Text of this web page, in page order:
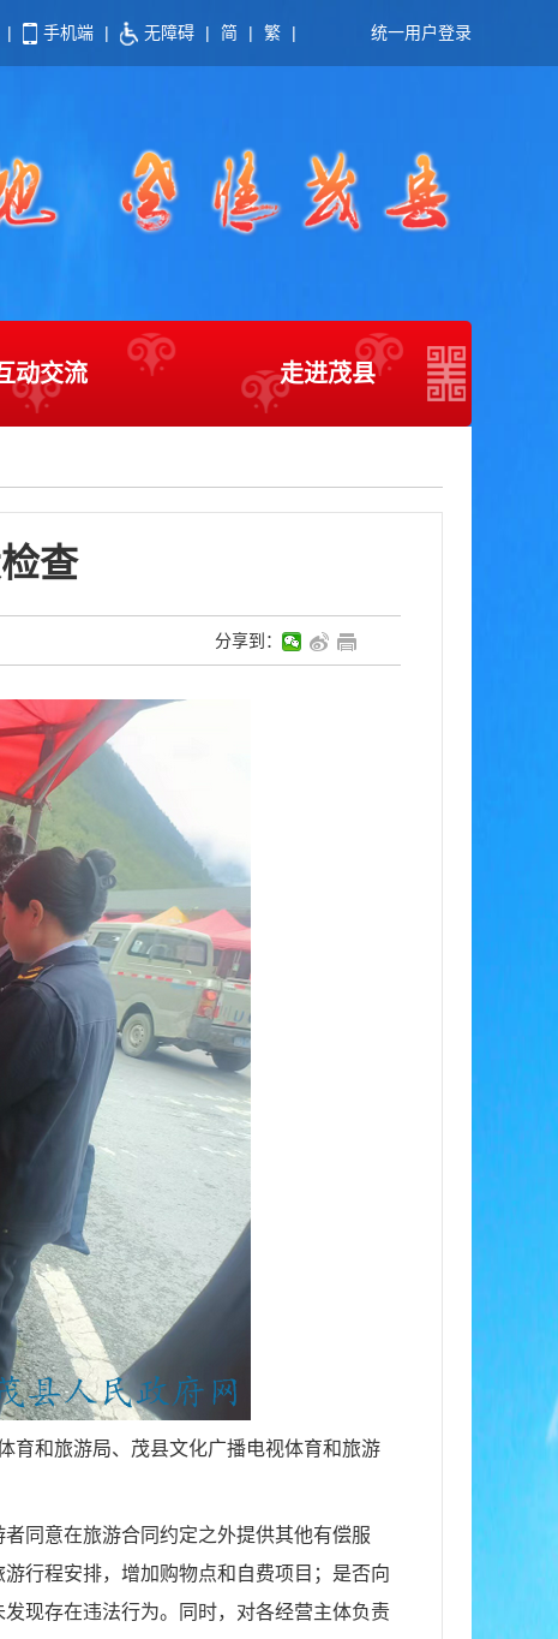
| 手机端 | 无障碍 | 简 | 繁 | 统一用户登录
动交流 走进茂县
查
分享到：
育和旅游局、 茂县文化广播电视体育和旅游
同意在旅游合同约定之外提供其他有偿服
行程安排，增加购物点和自费项目；是否向
发现存在违法行为。 同时， 对各经营主体负责